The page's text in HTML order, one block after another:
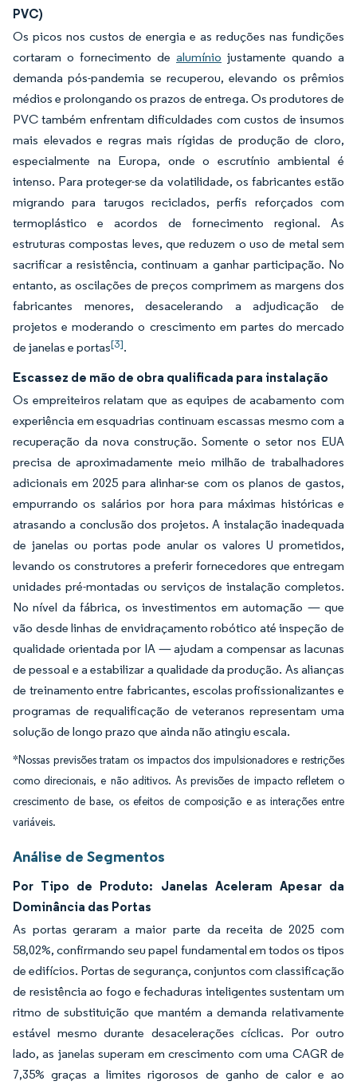
PVC)
Os picos nos custos de energia e as reduções nas fundições
cortaram o fornecimento de alumínio justamente quando a
demanda pós-pandemia se recuperou, elevando os prêmios
médios e prolongando os prazos de entrega. Os produtores de
PVC também enfrentam dificuldades com custos de insumos
mais elevados e regras mais rígidas de produção de cloro,
especialmente na Europa, onde o escrutínio ambiental é
intenso. Para proteger-se da volatilidade, os fabricantes estão
migrando para tarugos reciclados, perfis reforçados com
termoplástico e acordos de fornecimento regional. As
estruturas compostas leves, que reduzem o uso de metal sem
sacrificar a resistência, continuam a ganhar participação. No
entanto, as oscilações de preços comprimem as margens dos
fabricantes menores, desacelerando a adjudicação de
projetos e moderando o crescimento em partes do mercado
de janelas e portas[3].
Escassez de mão de obra qualificada para instalação
Os empreiteiros relatam que as equipes de acabamento com
experiência em esquadrias continuam escassas mesmo com a
recuperação da nova construção. Somente o setor nos EUA
precisa de aproximadamente meio milhão de trabalhadores
adicionais em 2025 para alinhar-se com os planos de gastos,
empurrando os salários por hora para máximas históricas e
atrasando a conclusão dos projetos. A instalação inadequada
de janelas ou portas pode anular os valores U prometidos,
levando os construtores a preferir fornecedores que entregam
unidades pré-montadas ou serviços de instalação completos.
No nível da fábrica, os investimentos em automação — que
vão desde linhas de envidraçamento robótico até inspeção de
qualidade orientada por IA — ajudam a compensar as lacunas
de pessoal e a estabilizar a qualidade da produção. As alianças
de treinamento entre fabricantes, escolas profissionalizantes e
programas de requalificação de veteranos representam uma
solução de longo prazo que ainda não atingiu escala.
*Nossas previsões tratam os impactos dos impulsionadores e restrições
como direcionais, e não aditivos. As previsões de impacto refletem o
crescimento de base, os efeitos de composição e as interações entre
variáveis.
Análise de Segmentos
Por Tipo de Produto: Janelas Aceleram Apesar da
Dominância das Portas
As portas geraram a maior parte da receita de 2025 com
58,02%, confirmando seu papel fundamental em todos os tipos
de edifícios. Portas de segurança, conjuntos com classificação
de resistência ao fogo e fechaduras inteligentes sustentam um
ritmo de substituição que mantém a demanda relativamente
estável mesmo durante desacelerações cíclicas. Por outro
lado, as janelas superam em crescimento com uma CAGR de
7,35% graças a limites rigorosos de ganho de calor e ao